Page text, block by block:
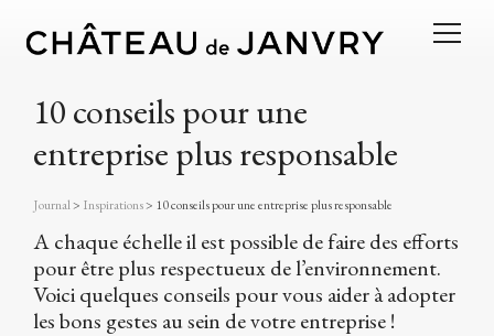
10 conseils pour une
entreprise plus responsable
Journal> Inspirations> 10 conseils pour une entreprise plus responsable
A chaque échelle il est possible de faire des efforts
pour être plus respectueux de l’environnement.
Voici quelques conseils pour vous aider à adopter
les bons gestes au sein de votre entreprise !